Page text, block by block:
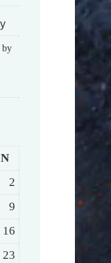
by
N
2
9
16
23